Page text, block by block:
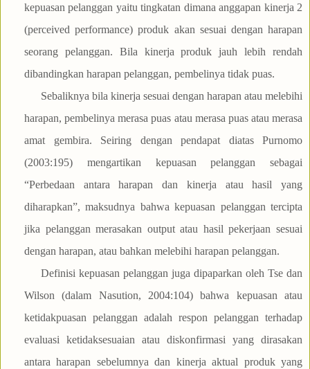
kepuasan pelanggan yaitu tingkatan dimana anggapan kinerja 2
(perceived performance) produk akan sesuai dengan harapan
seorang pelanggan. Bila kinerja produk jauh lebih rendah
dibandingkan harapan pelanggan, pembelinya tidak puas.
Sebaliknya bila kinerja sesuai dengan harapan atau melebihi
harapan, pembelinya merasa puas atau merasa puas atau merasa
amat gembira. Seiring dengan pendapat diatas Purnomo
(2003:195) mengartikan kepuasan pelanggan sebagai
“Perbedaan antara harapan dan kinerja atau hasil yang
diharapkan”, maksudnya bahwa kepuasan pelanggan tercipta
jika pelanggan merasakan output atau hasil pekerjaan sesuai
dengan harapan, atau bahkan melebihi harapan pelanggan.
Definisi kepuasan pelanggan juga dipaparkan oleh Tse dan
Wilson (dalam Nasution, 2004:104) bahwa kepuasan atau
ketidakpuasan pelanggan adalah respon pelanggan terhadap
evaluasi ketidaksesuaian atau diskonfirmasi yang dirasakan
antara harapan sebelumnya dan kinerja aktual produk yang